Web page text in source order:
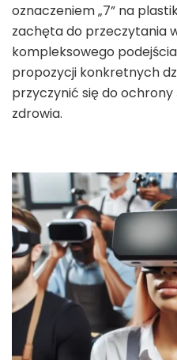
oznaczeniem „7” na
zachęta do przeczytania
kompleksowego
propozycji konkretnych
przyczynić się do ochrony
zdrowia.